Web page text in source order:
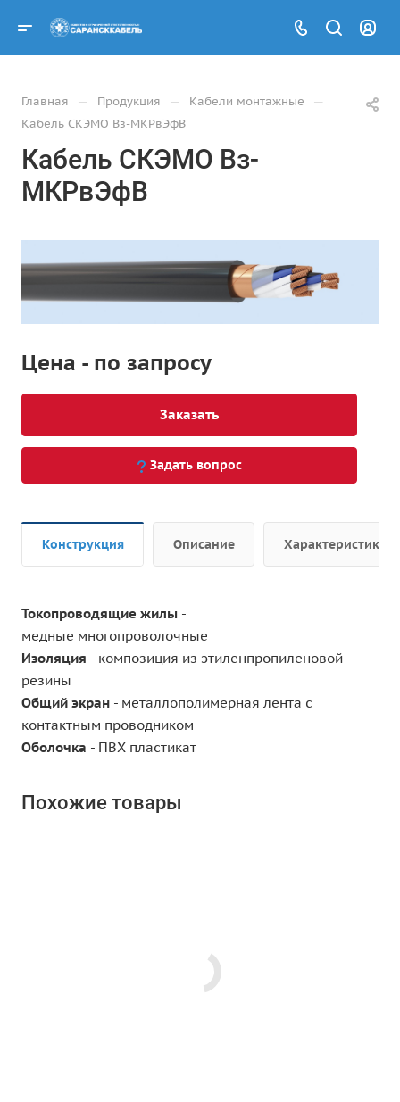
Главная — Продукция — Кабели монтажные —
Кабель СКЭМО Вз-МКРвЭфВ
Кабель СКЭМО Вз-
МКРвЭфВ
Цена - по запросу
Заказать
Задать вопрос
Конструкция Описание Характеристики
Токопроводящие жилы -
медные многопроволочные
Изоляция - композиция из этиленпропиленовой
резины
Общий экран - металлополимерная лента с
контактным проводником
Оболочка - ПВХ пластикат
Похожие товары